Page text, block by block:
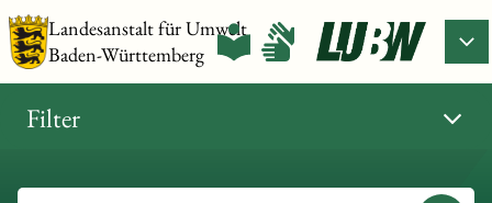
Landesanstalt für Umwelt
Baden-Württemberg
Filter